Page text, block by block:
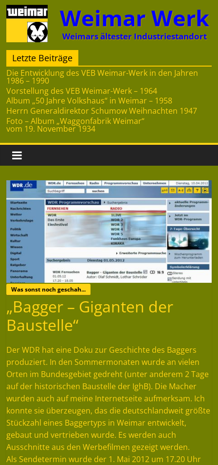
Zum
Inhalt
springen
Weimar Werk
Weimars ältester Industriestandort
Letzte Beiträge
Die Entwicklung des VEB Weimar-Werk in den Jahren
1986 – 1990
Vorstellung des VEB Weimar-Werk – 1964
Album „50 Jahre Volkshaus“ in Weimar – 1958
Herrn Generaldirektor Schumow Weihnachten 1947
Foto – Album „Waggonfabrik Weimar“
vom 19. November 1934
Was sonst noch geschah...
„Bagger – Giganten der
Baustelle“
Der WDR hat eine Doku zur Geschichte des Baggers
produziert. In den Sommermonaten wurde an vielen
Orten im Bundesgebiet gedreht (unter anderem 2 Tage
auf der historischen Baustelle der IghB). Die Macher
wurden auch auf meine Internetseite aufmerksam. Ich
konnte sie überzeugen, das die deutschlandweit größte
Stückzahl eines Baggertyps in Weimar entwickelt,
gebaut und vertrieben wurde. Es werden auch
Ausschnitte aus den Werbefilmen gezeigt werden.
Als Sendetermin wurde der 1. Mai 2012 um 17.20 Uhr